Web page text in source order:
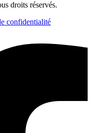
droits réservés.
confidentialité